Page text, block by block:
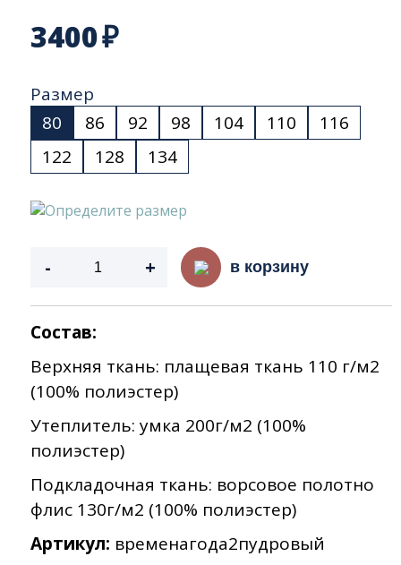
3400₽
Размер
80
86 92 98 104 110
116
122
128 134
Определите размер
- + в корзину
Состав:
Верхняя ткань: плащевая ткань 110 г/м2
(100% полиэстер)
Утеплитель: умка 200г/м2 (100%
полиэстер)
Подкладочная ткань: ворсовое полотно
флис 130г/м2 (100% полиэстер)
Артикул: временагода2пудровый